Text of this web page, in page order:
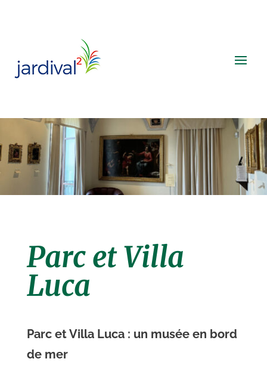
Parc et Villa
Luca
Parc et Villa Luca : un musée en bord
de mer